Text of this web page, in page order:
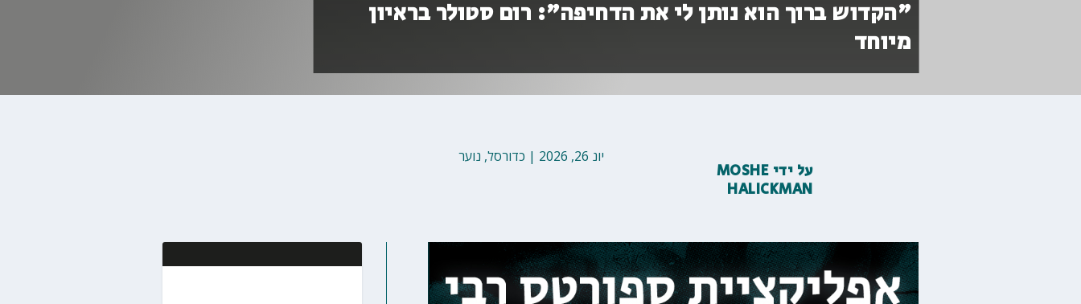
״הקדוש ברוך הוא נותן לי את הדחיפה״: רום סטולר בראיון
מיוחד
יונ 26, 2026 | כדורסל, נוער
על ידי MOSHE
HALICKMAN